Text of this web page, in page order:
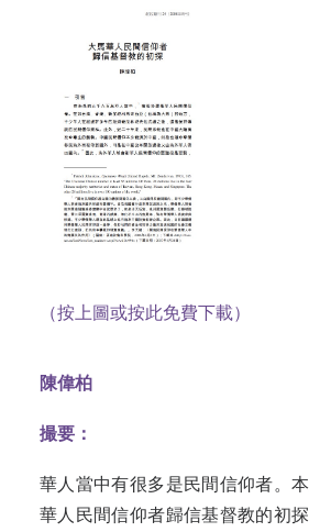
（按上圖或按此免費下載）
陳偉柏
撮要：
華人當中有很多是民間信仰者。
華人民間信仰者歸信基督教的初